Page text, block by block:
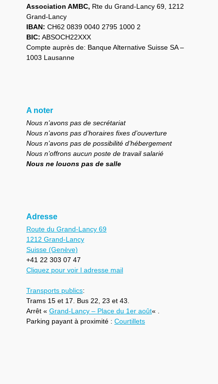
Association AMBC, Rte du Grand-Lancy 69, 1212
Grand-Lancy
IBAN: CH62 0839 0040 2795 1000 2
BIC: ABSOCH22XXX
Compte auprès de: Banque Alternative Suisse SA –
1003 Lausanne
A noter
Nous n’avons pas de secrétariat
Nous n’avons pas d’horaires fixes d’ouverture
Nous n’avons pas de possibilité d’hébergement
Nous n’offrons aucun poste de travail salarié
Nous ne louons pas de salle
Adresse
Route du Grand-Lancy 69
1212 Grand-Lancy
Suisse (Genève)
+41 22 303 07 47
Cliquez pour voir l adresse mail
Transports publics:
Trams 15 et 17. Bus 22, 23 et 43.
Arrêt « Grand-Lancy – Place du 1er août« .
Parking payant à proximité : Courtillets